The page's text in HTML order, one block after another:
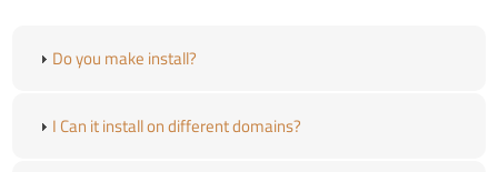
Do you make install?
I Can it install on different domains?